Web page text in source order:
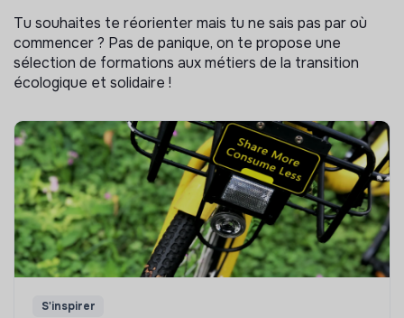
Tu souhaites te réorienter mais tu ne sais pas par où
commencer ? Pas de panique, on te propose une
sélection de formations aux métiers de la transition
écologique et solidaire !
S'inspirer